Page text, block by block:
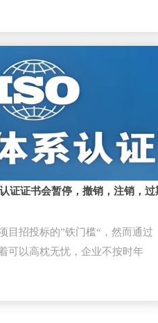
证证书会暂停，撤销，注销，过
目招投标的”铁门槛“，然而通过
可以高枕无忧，企业不按时年